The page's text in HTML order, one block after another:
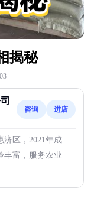
揭秘
咨询 进店
济区，2021年成
丰富，服务农业